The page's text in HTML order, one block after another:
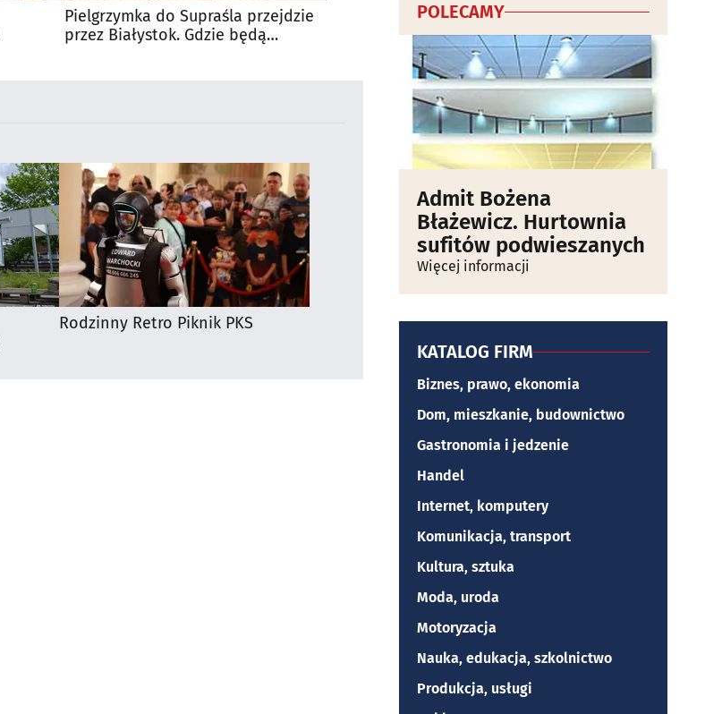
Pielgrzymka do Supraśla przejdzie
przez Białystok. Gdzie będą
Rodzinny Retro Piknik PKS
POLECAMY
Admit Bożena
Błażewicz. Hurtownia
sufitów podwieszanych
Więcej informacji
KATALOG FIRM
Biznes, prawo, ekonomia
Dom, mieszkanie, budownictwo
Gastronomia i jedzenie
Handel
Internet, komputery
Komunikacja, transport
Kultura, sztuka
Moda, uroda
Motoryzacja
Nauka, edukacja, szkolnictwo
Produkcja, usługi